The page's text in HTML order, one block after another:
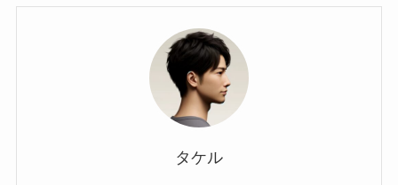
タケル